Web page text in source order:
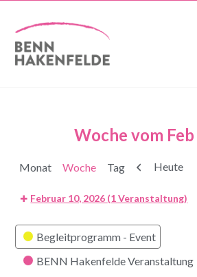
Woche vom
Monat Woche Tag Zurück
Heute
Februar 10, 2026 (1 Veranstaltung)
Kategorien
Begleitprogramm - Event
BENN Hakenfelde Veranstaltung